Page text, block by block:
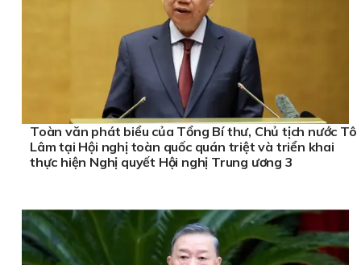
Toàn văn phát biểu của Tổng Bí thư, Chủ tịch nước Tô
Lâm tại Hội nghị toàn quốc quán triệt và triển khai
thực hiện Nghị quyết Hội nghị Trung ương 3